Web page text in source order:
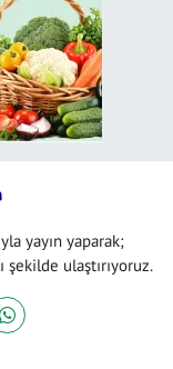
yayın yaparak;
şekilde ulaştırıyoruz.